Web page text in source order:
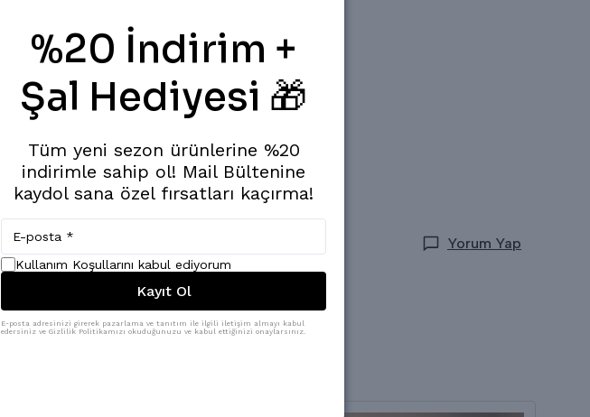
Yorum Yap
%20 İndirim +
Şal Hediyesi 🎁
Tüm yeni sezon ürünlerine %20
indirimle sahip ol! Mail Bültenine
kaydol sana özel fırsatları kaçırma!
Kullanım Koşullarını kabul ediyorum
Kayıt Ol
E-posta adresinizi girerek pazarlama ve tanıtım ile ilgili iletişim almayı kabul
edersiniz ve Gizlilik Politikamızı okuduğunuzu ve kabul ettiğinizi onaylarsınız.